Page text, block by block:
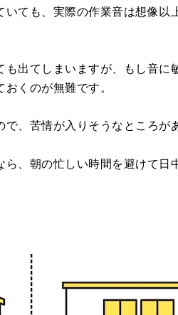
ても、実際の作業音は想像
も出てしまいますが、もし音
くのが無難です。
で、苦情が入りそうなところ
、朝の忙しい時間を避けて日